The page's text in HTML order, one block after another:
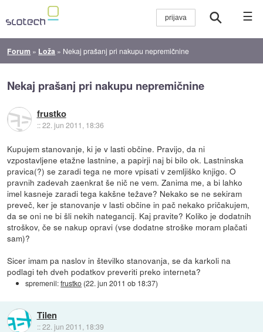
☰
Forum » Loža » Nekaj prašanj pri nakupu nepremičnine
Nekaj prašanj pri nakupu nepremičnine
frustko
::22. jun 2011, 18:36
Kupujem stanovanje, ki je v lasti občine. Pravijo, da ni
vzpostavljene etažne lastnine, a papirji naj bi bilo ok. Lastninska
pravica(?) se zaradi tega ne more vpisati v zemljiško knjigo. O
pravnih zadevah zaenkrat še nič ne vem. Zanima me, a bi lahko
imel kasneje zaradi tega kakšne težave? Nekako se ne sekiram
preveč, ker je stanovanje v lasti občine in pač nekako pričakujem,
da se oni ne bi šli nekih nategancij. Kaj pravite? Koliko je dodatnih
stroškov, če se nakup opravi (vse dodatne stroške moram plačati
sam)?
Sicer imam pa naslov in številko stanovanja, se da karkoli na
podlagi teh dveh podatkov preveriti preko interneta?
spremenil:frustko (22. jun 2011 ob 18:37)
Tilen
::22. jun 2011, 18:39